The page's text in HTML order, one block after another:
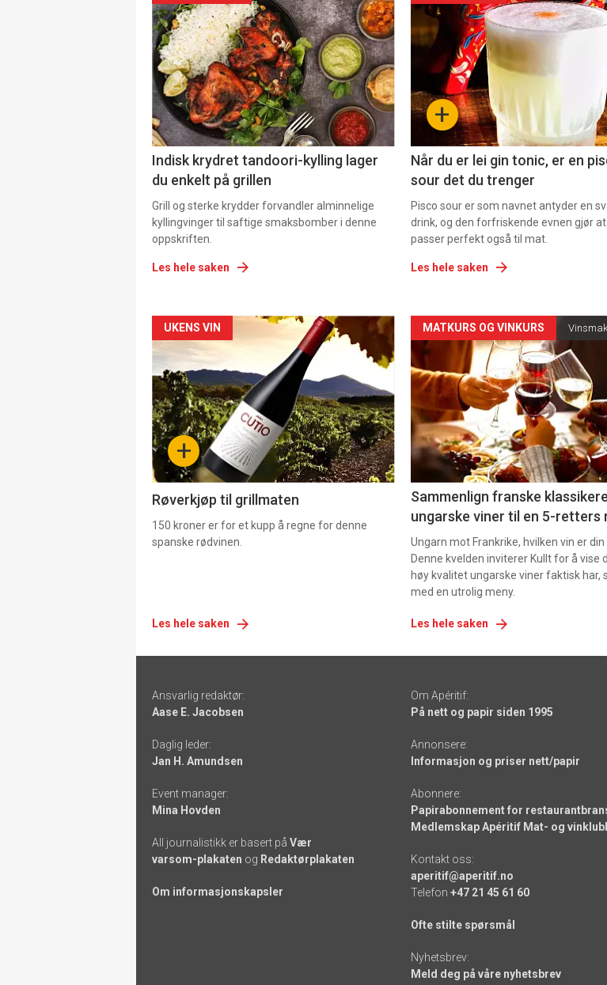
Indisk krydret tandoori-kylling lager
du enkelt på grillen
Grill og sterke krydder forvandler alminnelige
kyllingvinger til saftige smaksbomber i denne
oppskriften.
Les hele saken
akkurat
nå
-
+
Når du er lei gin tonic, er en
sour det du trenger
Pisco sour er som navnet antyder en
drink, og den forfriskende evnen gjør
passer perfekt også til mat.
Les hele saken
Forsiden
akkurat
nå
-
4 +
UKENS VIN
Røverkjøp til grillmaten
150 kroner er for et kupp å regne for denne
spanske rødvinen.
Les hele saken
Forsiden
akkurat
nå
-
5
MATKURS OG VINKURS
Sammenlign franske
ungarske viner til en 5-retters
Ungarn mot Frankrike, hvilken vin er
Denne kvelden inviterer Kullt for å vise
høy kvalitet ungarske viner faktisk har,
med en utrolig meny.
Les hele saken
-
links
Ansvarlig redaktør:
Aase E. Jacobsen
Daglig leder:
Jan H. Amundsen
Event manager:
Mina Hovden
All journalistikk er basert på Vær
varsom-plakaten og Redaktørplakaten
Om informasjonskapsler
Om Apéritif:
På nett og papir siden 1995
Annonsere:
Informasjon og priser nett/papir
Abonnere:
Papirabonnement for
Medlemskap Apéritif Mat- og
Kontakt oss:
aperitif@aperitif.no
Telefon +47 21 45 61 60
Ofte stilte spørsmål
Nyhetsbrev:
Meld deg på våre nyhetsbrev